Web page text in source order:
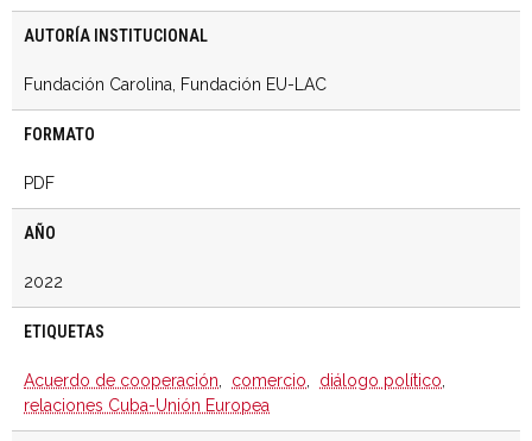
AUTORÍA INSTITUCIONAL
Fundación Carolina, Fundación EU-LAC
FORMATO
PDF
AÑO
2022
ETIQUETAS
Acuerdo de cooperación, comercio, diálogo político,
relaciones Cuba-Unión Europea